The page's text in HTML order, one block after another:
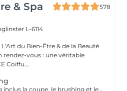
& Spa
578
L-6114
L'Art du Bien-Être & de la Beauté
rendez-vous : une véritable
Coiffu...
Le Forfait Coupe / Brushing inclus la coupe, le brushing et le shampoing. Le prix pourra varier en fonction de la longueur des cheveux. Pour tout renseignement complémentaire, n'hésitez pas à nous appeler.